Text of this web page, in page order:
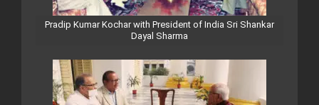
Pradip Kumar Kochar with President of India Sri Shankar
Dayal Sharma